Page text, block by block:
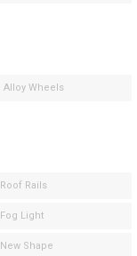
Alloy Wheels
Roof Rails
Fog Light
New Shape